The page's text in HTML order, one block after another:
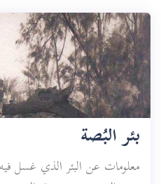
بئر البُصة
معلومات عن البئر الذي غسل